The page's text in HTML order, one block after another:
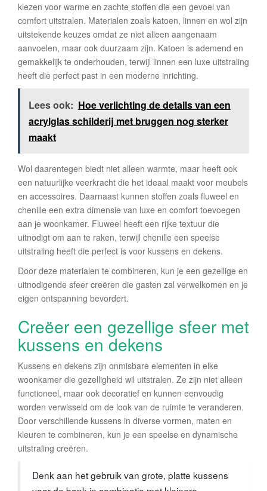
kiezen voor warme en zachte stoffen die een gevoel van
comfort uitstralen. Materialen zoals katoen, linnen en wol zijn
uitstekende keuzes omdat ze niet alleen aangenaam
aanvoelen, maar ook duurzaam zijn. Katoen is ademend en
gemakkelijk te onderhouden, terwijl linnen een luxe uitstraling
heeft die perfect past in een moderne inrichting.
Lees ook: Hoe verlichting de details van een
acrylglas schilderij met bruggen nog sterker
maakt
Wol daarentegen biedt niet alleen warmte, maar heeft ook
een natuurlijke veerkracht die het ideaal maakt voor meubels
en accessoires. Daarnaast kunnen stoffen zoals fluweel en
chenille een extra dimensie van luxe en comfort toevoegen
aan je woonkamer. Fluweel heeft een rijke textuur die
uitnodigt om aan te raken, terwijl chenille een speelse
uitstraling heeft die perfect is voor kussens en dekens.
Door deze materialen te combineren, kun je een gezellige en
uitnodigende sfeer creëren die gasten zal verwelkomen en je
eigen ontspanning bevordert.
Creëer een gezellige sfeer met
kussens en dekens
Kussens en dekens zijn onmisbare elementen in elke
woonkamer die gezelligheid wil uitstralen. Ze zijn niet alleen
functioneel, maar ook decoratief en kunnen eenvoudig
worden verwisseld om de look van de ruimte te veranderen.
Door verschillende kussens in diverse vormen, maten en
kleuren te combineren, kun je een speelse en dynamische
uitstraling creëren.
Denk aan het gebruik van grote, platte kussens